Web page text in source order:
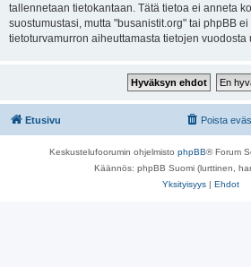
tallennetaan tietokantaan. Tätä tietoa ei anneta
suostumustasi, mutta "busanistit.org" tai phpBB
tietoturvamurron aiheuttamasta tietojen
Etusivu Poista
Keskustelufoorumin ohjelmisto phpBB® Forum
Käännös: phpBB Suomi (lurttinen,
Yksityisyys | Ehdot